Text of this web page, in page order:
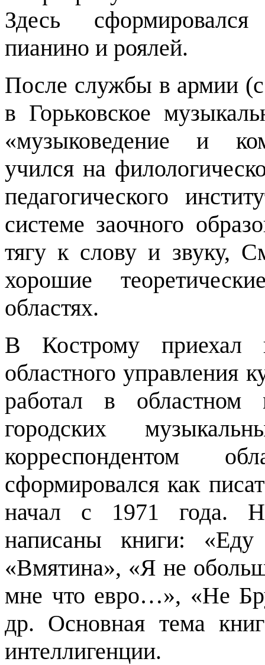
Здесь
пианино и роялей.
После службы в армии
в Горьковское
«музыковедение и
учился на
педагогического
системе заочного
тягу к слову и звуку,
хорошие
областях.
В Кострому
областного управления
работал в
городских
корреспондентом
сформировался как
начал с 1971 года.
написаны книги:
«Вмятина», «Я не
мне что евро…», «Не
др. Основная тема
интеллигенции.